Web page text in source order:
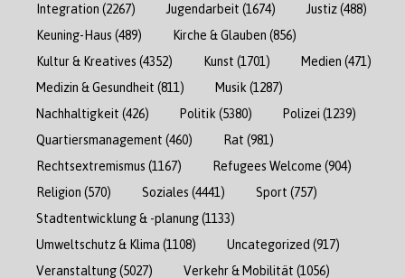
Integration (2267) Jugendarbeit (1674) Justiz(488)
Keuning-Haus (489) Kirche & Glauben (856)
Kultur & Kreatives (4352) Kunst (1701) Medien (471)
Medizin & Gesundheit (811) Musik (1287)
Nachhaltigkeit (426) Politik (5380) Polizei (1239)
Quartiersmanagement (460) Rat (981)
Rechtsextremismus (1167) Refugees Welcome (904)
Religion (570) Soziales (4441) Sport (757)
Stadtentwicklung & -planung(1133)
Umweltschutz & Klima (1108) Uncategorized (917)
Veranstaltung(5027) Verkehr & Mobilität (1056)